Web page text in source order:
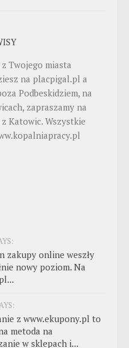
Twojego miasta
na placpigal.pl a
Podbeskidziem, na
zapraszamy na
Katowic. Wszystkie
zakupy online weszły
nowy poziom. Na
z www.ekupony.pl to
metoda na
w sklepach i...